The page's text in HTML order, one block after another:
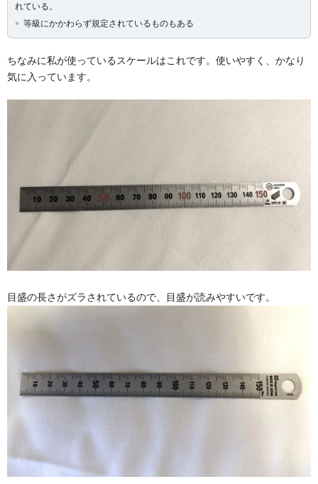
れている。
等級にかかわらず規定されているものもある
ちなみに私が使っているスケールはこれです。使いやすく、かなり
気に入っています。
目盛の長さがズラされているので、目盛が読みやすいです。